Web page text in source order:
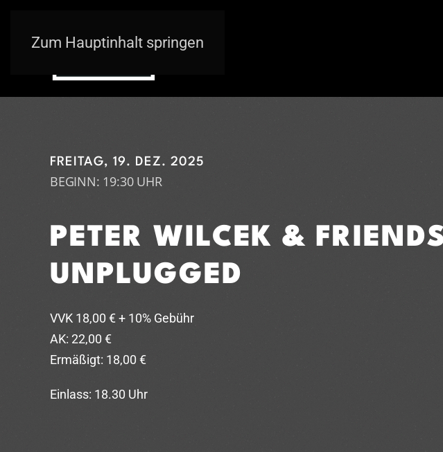
Zum Hauptinhalt springen
FREITAG, 19. DEZ. 2025
BEGINN: 19:30 UHR
PETER WILCEK & FRIENDS
UNPLUGGED
VVK 18,00 € + 10% Gebühr
AK: 22,00 €
Ermäßigt: 18,00 €
Einlass: 18.30 Uhr